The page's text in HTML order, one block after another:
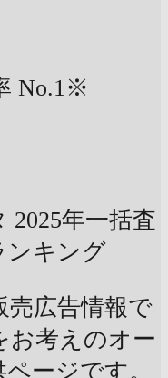
No.1※
年一括査
ンキング
売広告情報で
お考えのオー
ージです。